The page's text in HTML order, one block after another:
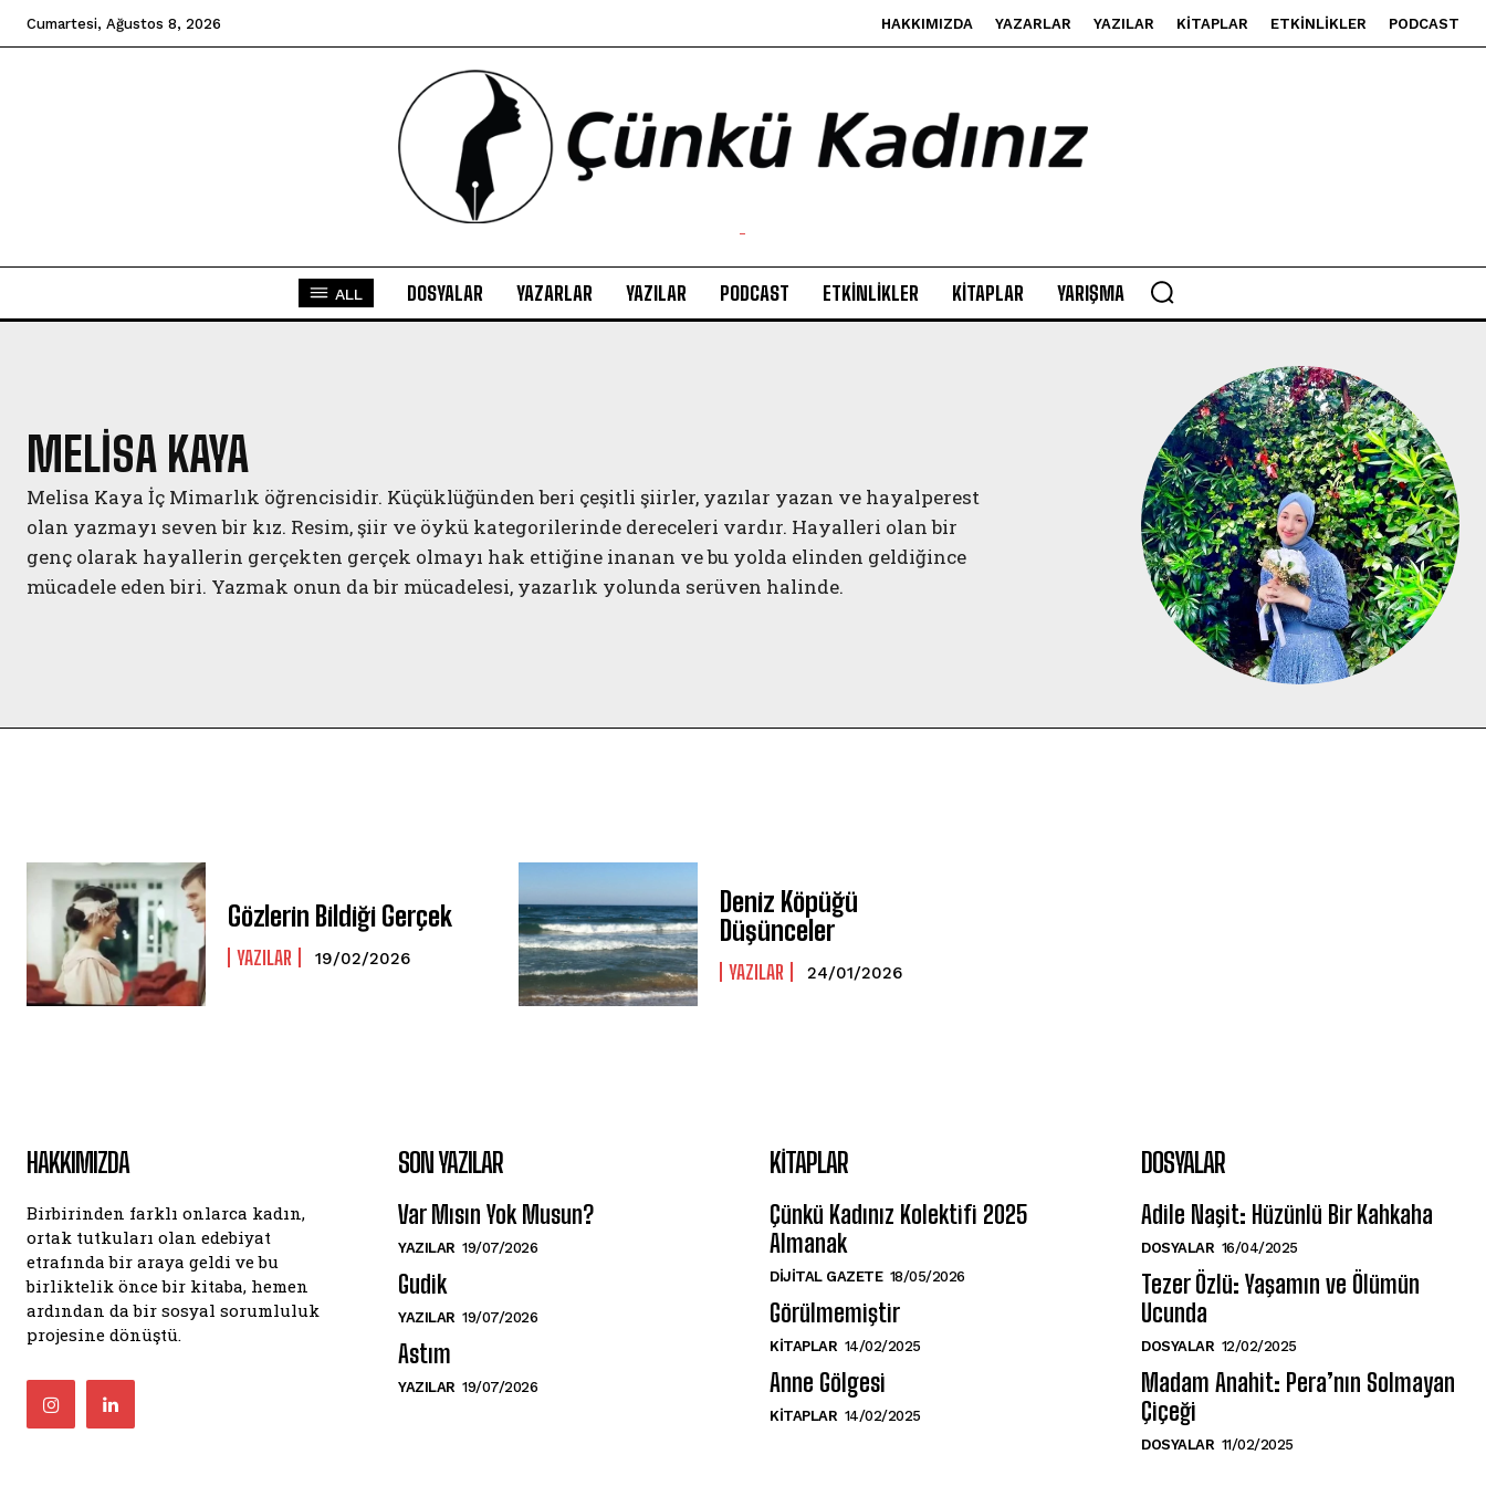
Cumartesi, Ağustos 8, 2026 HAKKIMIZDA YAZARLAR YAZILAR KITAPLAR ETKINLIKLER PODCAST
-
ALL DOSYALAR YAZARLAR YAZILAR PODCAST ETKINLIKLER KITAPLAR YARIŞMA
MELISA KAYA
Melisa Kaya İç Mimarlık öğrencisidir. Küçüklüğünden beri çeşitli şiirler, yazılar yazan ve hayalperest
olan yazmayı seven bir kız. Resim, şiir ve öykü kategorilerinde dereceleri vardır. Hayalleri olan bir
genç olarak hayallerin gerçekten gerçek olmayı hak ettiğine inanan ve bu yolda elinden geldiğince
mücadele eden biri. Yazmak onun da bir mücadelesi, yazarlık yolunda serüven halinde.
Gözlerin Bildiği Gerçek
YAZILAR 19/02/2026
Deniz Köpüğü
Düşünceler
YAZILAR 24/01/2026
HAKKIMIZDA
Birbirinden farklı onlarca kadın,
ortak tutkuları olan edebiyat
etrafında bir araya geldi ve bu
birliktelik önce bir kitaba, hemen
ardından da bir sosyal sorumluluk
projesine dönüştü.
SON YAZILAR
Var Mısın Yok Musun?
YAZILAR 19/07/2026
Gudik
YAZILAR 19/07/2026
Astım
YAZILAR 19/07/2026
KITAPLAR
Çünkü Kadınız Kolektifi 2025
Almanak
DIJITAL GAZETE 18/05/2026
Görülmemiştir
KITAPLAR 14/02/2025
Anne Gölgesi
KITAPLAR 14/02/2025
DOSYALAR
Adile Naşit: Hüzünlü Bir Kahkaha
DOSYALAR 16/04/2025
Tezer Özlü: Yaşamın ve Ölümün
Ucunda
DOSYALAR 12/02/2025
Madam Anahit: Pera’nın Solmayan
Çiçeği
DOSYALAR 11/02/2025